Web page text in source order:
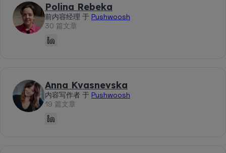
Polina Rebeka
前内容经理 于 Pushwoosh
30 篇文章
Anna Kvasnevska
内容写作者 于 Pushwoosh
19 篇文章